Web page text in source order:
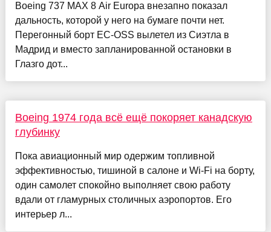
Boeing 737 MAX 8 Air Europa внезапно показал
дальность, которой у него на бумаге почти нет.
Перегонный борт EC-OSS вылетел из Сиэтла в
Мадрид и вместо запланированной остановки в
Глазго дот...
Boeing 1974 года всё ещё покоряет канадскую
глубинку
Пока авиационный мир одержим топливной
эффективностью, тишиной в салоне и Wi-Fi на борту,
один самолет спокойно выполняет свою работу
вдали от гламурных столичных аэропортов. Его
интерьер л...